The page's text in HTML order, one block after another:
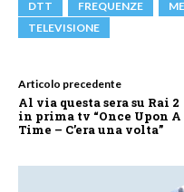
DTT FREQUENZE
TELEVISIONE
Articolo precedente
Al via questa sera su Rai 2
in prima tv “Once Upon A
Time – C’era una volta”